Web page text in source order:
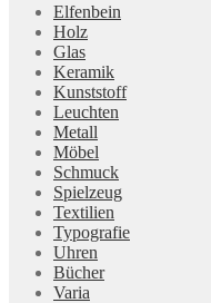
Elfenbein
Holz
Glas
Keramik
Kunststoff
Leuchten
Metall
Möbel
Schmuck
Spielzeug
Textilien
Typografie
Uhren
Bücher
Varia